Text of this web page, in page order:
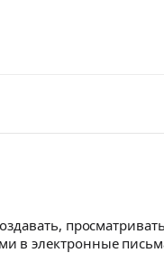
в электронные